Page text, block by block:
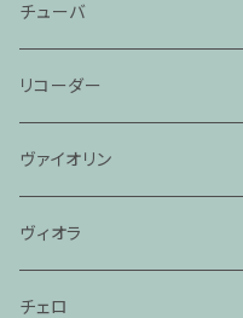
チューバ
リコーダー
ヴァイオリン
ヴィオラ
チェロ